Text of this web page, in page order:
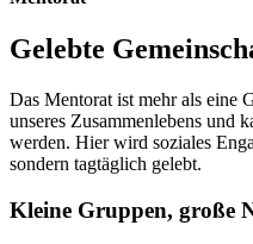
Gelebte
Das Mentorat ist mehr als eine
unseres Zusammenlebens und
werden. Hier wird soziales
sondern tagtäglich gelebt.
Kleine Gruppen, große